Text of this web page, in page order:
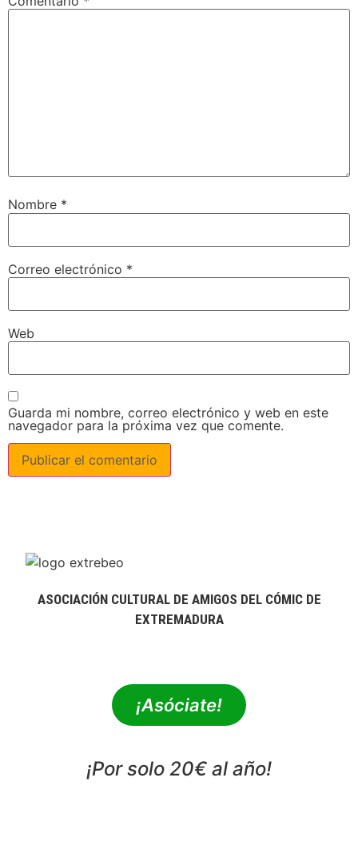
Nombre *
Correo electrónico *
Web
Guarda mi nombre, correo electrónico y web en este
navegador para la próxima vez que comente.
ASOCIACIÓN CULTURAL DE AMIGOS DEL CÓMIC DE
EXTREMADURA
¡Asóciate!
¡Por solo 20€ al año!